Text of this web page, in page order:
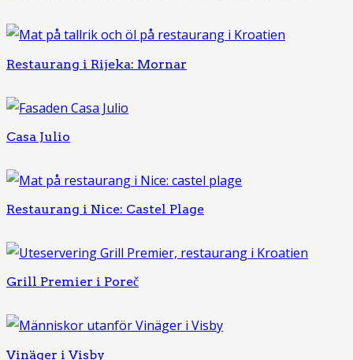
Restaurang i Rijeka: Mornar
Casa Julio
Restaurang i Nice: Castel Plage
Grill Premier i Poreč
Vinäger i Visby